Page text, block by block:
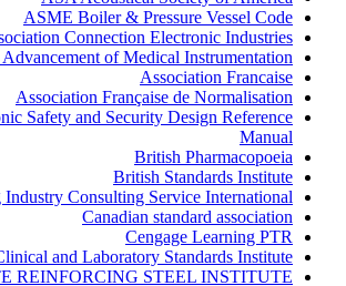
ASME Boiler & Pressure Vessel Code
Connection Electronic Industries
of Medical Instrumentation
Association Francaise
Association Française de Normalisation
Safety and Security Design Reference
Manual
British Pharmacopoeia
British Standards Institute
Consulting Service International
Canadian standard association
Cengage Learning PTR
and Laboratory Standards Institute
REINFORCING STEEL INSTITUTE